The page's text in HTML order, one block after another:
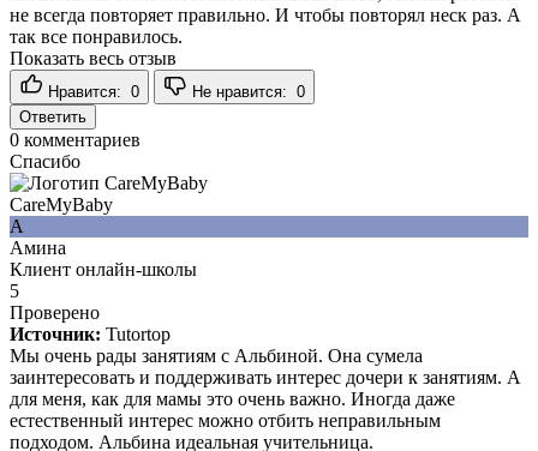
не всегда повторяет правильно. И чтобы повторял неск раз. А
так все понравилось.
Показать весь отзыв
Нравится: 0 Не нравится: 0
Ответить
0 комментариев
Спасибо
CareMyBaby
А
Амина
Клиент онлайн-школы
5
Проверено
Источник: Tutortop
Мы очень рады занятиям с Альбиной. Она сумела
заинтересовать и поддерживать интерес дочери к занятиям. А
для меня, как для мамы это очень важно. Иногда даже
естественный интерес можно отбить неправильным
подходом. Альбина идеальная учительница.